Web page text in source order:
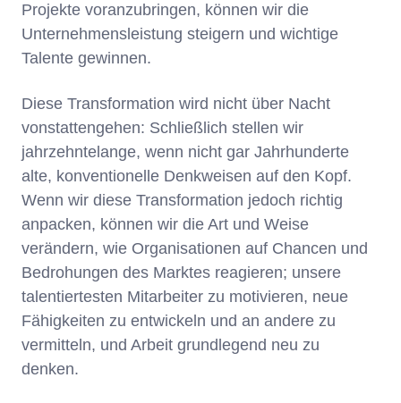
Projekte voranzubringen, können wir die
Unternehmensleistung steigern und wichtige
Talente gewinnen.
Diese Transformation wird nicht über Nacht
vonstattengehen: Schließlich stellen wir
jahrzehntelange, wenn nicht gar Jahrhunderte
alte, konventionelle Denkweisen auf den Kopf.
Wenn wir diese Transformation jedoch richtig
anpacken, können wir die Art und Weise
verändern, wie Organisationen auf Chancen und
Bedrohungen des Marktes reagieren; unsere
talentiertesten Mitarbeiter zu motivieren, neue
Fähigkeiten zu entwickeln und an andere zu
vermitteln, und Arbeit grundlegend neu zu
denken.